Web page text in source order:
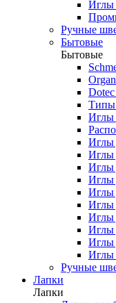
Иглы
Ручные
Бытовые
Бытовые
Типы
Иглы
Иглы
Иглы
Иглы
Иглы
Иглы
Иглы
Иглы
Иглы
Иглы
Иглы
Ручные
Лапки
Лапки